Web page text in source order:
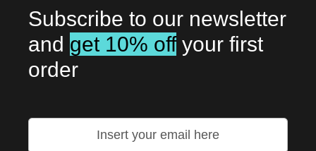
Subscribe to our newsletter
and get 10% off your first
order